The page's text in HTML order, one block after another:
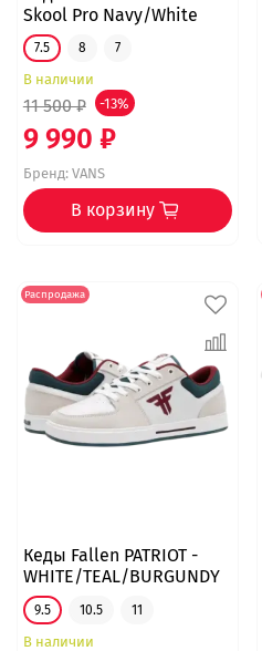
Skool Pro Navy/White
7.5 8 7
В наличии
11 500 ₽ -13%
9 990 ₽
Бренд:VANS
В корзину
Распродажа
Кеды Fallen PATRIOT -
WHITE/TEAL/BURGUNDY
9.5 10.5 11
В наличии